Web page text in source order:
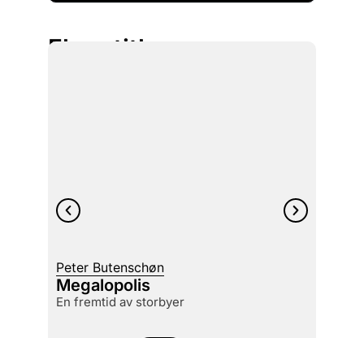
Flere titler
Peter Butenschøn
Megalopolis
en fremtid av storbyer